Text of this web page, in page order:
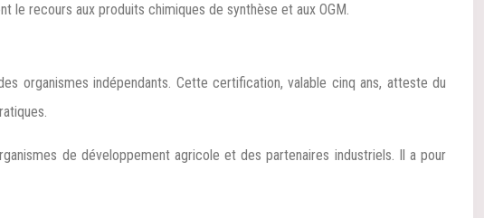
le recours aux produits chimiques de synthèse et aux OGM.
organismes indépendants. Cette certification, valable cinq ans, atteste du
de développement agricole et des partenaires industriels. Il a pour